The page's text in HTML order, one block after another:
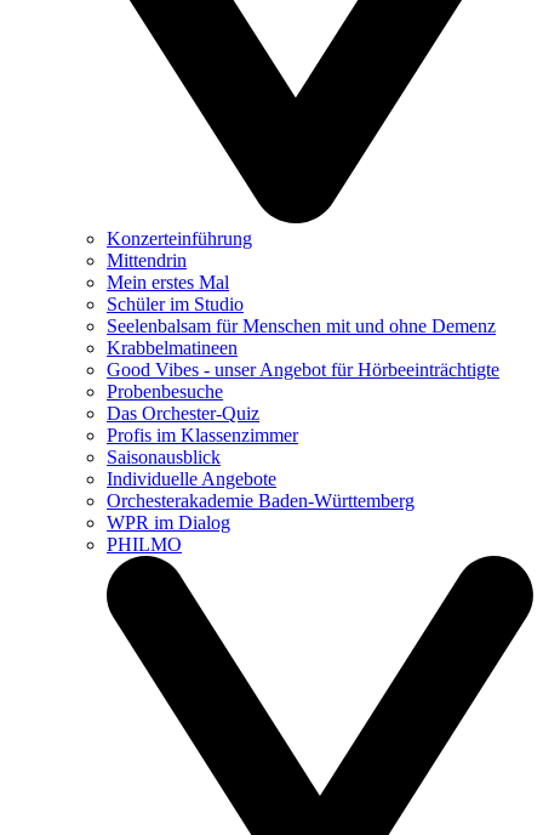
Konzerteinführung
Mittendrin
Mein erstes Mal
Schüler im Studio
Seelenbalsam für Menschen mit und ohne Demenz
Krabbelmatineen
Good Vibes - unser Angebot für Hörbeeinträchtigte
Probenbesuche
Das Orchester-Quiz
Profis im Klassenzimmer
Saisonausblick
Individuelle Angebote
Orchesterakademie Baden-Württemberg
WPR im Dialog
PHILMO